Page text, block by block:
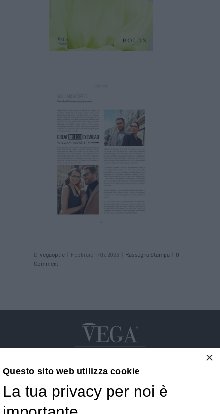
Di vegaoptic Febbraio 17th, 2023 Rassegna Stampa
0
Commenti
Vega S.r.l.
Via G.F.B. Riemann 3 - 28921 Verbania - VB
×
Questo sito web utilizza cookie
La tua privacy per noi è